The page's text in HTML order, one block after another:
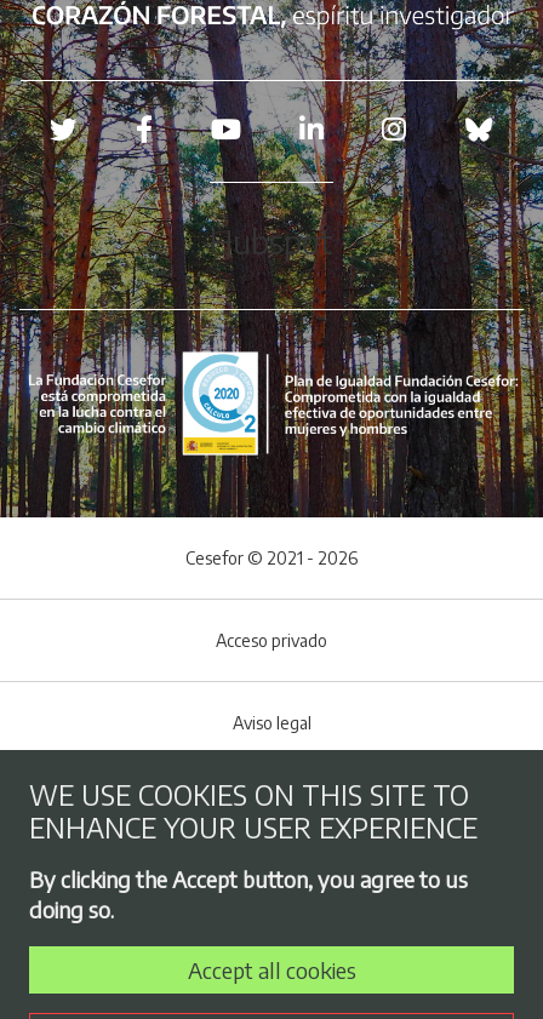
Redes sociales
Hubspot
Footer menu
Cesefor © 2021 - 2026
Acceso privado
Aviso legal
Cookies policy
Privacy Policy
Employment exchange
WE USE COOKIES ON THIS SITE TO
ENHANCE YOUR USER EXPERIENCE
By clicking the Accept button, you agree to us
doing so.
Accept all cookies